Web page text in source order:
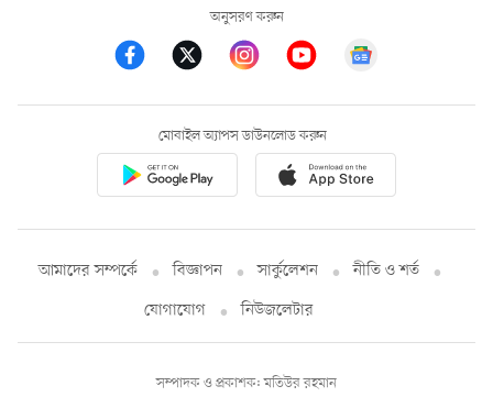
অনুসরণ করুন
মোবাইল অ্যাপস ডাউনলোড করুন
আমাদের সম্পর্কে বিজ্ঞাপন সার্কুলেশন
নীতি ও শর্ত
যোগাযোগ
নিউজলেটার
সম্পাদক ও প্রকাশক: মতিউর রহমান